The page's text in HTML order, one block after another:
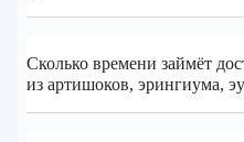
Сколько времени займёт
из артишоков, эрингиума,